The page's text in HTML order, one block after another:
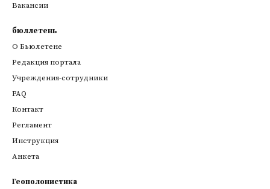
Вакансии
бюллетень
О Бьюлетене
Редакция портала
Учреждения-сотрудники
FAQ
Контакт
Регламент
Инструкция
Анкета
Геополонистика